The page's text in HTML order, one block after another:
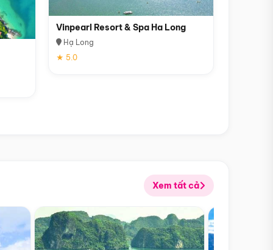
Vinpearl Resort & Spa Ha Long
Hạ Long
★ 5.0
Xem tất cả